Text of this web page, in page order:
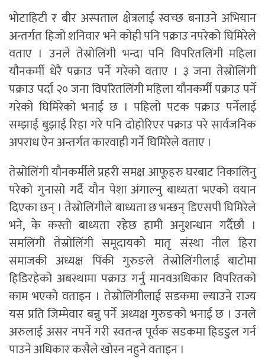
भोटाहिटी र बीर अस्पताल क्षेत्रलाई स्वच्छ बनाउने अभियान
अन्तर्गत हिजो शनिवार भने कोही पनि पक्राउ नपरेको घिमिरेले
वताए । उनले तेस्रोलिंगी भन्दा पनि विपरितलिंगी महिला
यौनकर्मी धेरै पक्राउ पर्ने गरेको वताए । ३ जना तेस्रोलिंगी
पक्राउ पर्दा २० जना विपरितलिंगी महिला यौनकर्मी पक्राउ पर्ने
गरेको घिमिरेको भनाई छ । पहिलो पटक पक्राउ पर्नेलाई
सम्झाई बुझाई रिहा गरे पनि दोहोरिएर पक्राउ परे सार्वजनिक
अपराध ऐन अन्तर्गत कारवाही गर्ने घिमिरेले वताए ।
तेस्रोलिंगी यौनकर्मीले प्रहरी समक्ष आफूहरु घरबाट निकालिनु
परेको गुनासो गर्दै यौन पेशा अंगाल्नु बाध्यता भएको वयान
दिएका छन् । तेस्रोलिंगीले बाध्यता छ भन्छन् डिएसपी घिमिरेले
भने, के कस्तो बाध्यता रहेछ हामी अनुशन्धान गर्दैछौ ।
समलिंगी तेस्रोलिंगी समूदायको मातृ संस्था नील हिरा
समाजकी अध्यक्ष पिंकी गुरुङले तेस्रोलिंगीलाई बाटोमा
हिडिरहेको अबस्थामा पक्राउ गर्नु मानवअधिकार विपरितको
काम भएको वताइन । तेस्रोलिंगीलाई सडकमा ल्याउने राज्य
यस प्रति जिम्मेवार बन्नु पर्ने अध्यक्ष गुरुङको भनाई छ । उनले
अरुलाई असर नपर्ने गरी स्वतन्त्र पूर्वक सडकमा हिडडुल गर्न
पाउने अधिकार कसैले खोस्न नहुने वताइन ।